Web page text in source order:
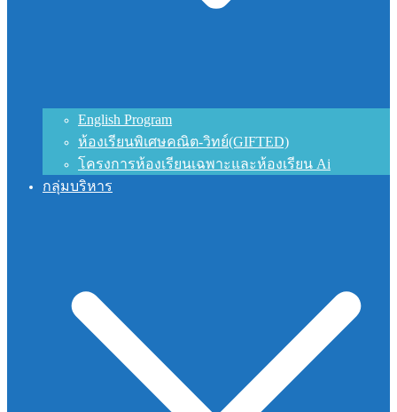
English Program
ห้องเรียนพิเศษคณิต-วิทย์(GIFTED)
โครงการห้องเรียนเฉพาะและห้องเรียน Ai
กลุ่มบริหาร